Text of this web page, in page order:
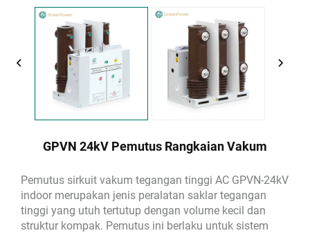
GPVN 24kV Pemutus Rangkaian Vakum
Pemutus sirkuit vakum tegangan tinggi AC GPVN-24kV
indoor merupakan jenis peralatan saklar tegangan
tinggi yang utuh tertutup dengan volume kecil dan
struktur kompak. Pemutus ini berlaku untuk sistem